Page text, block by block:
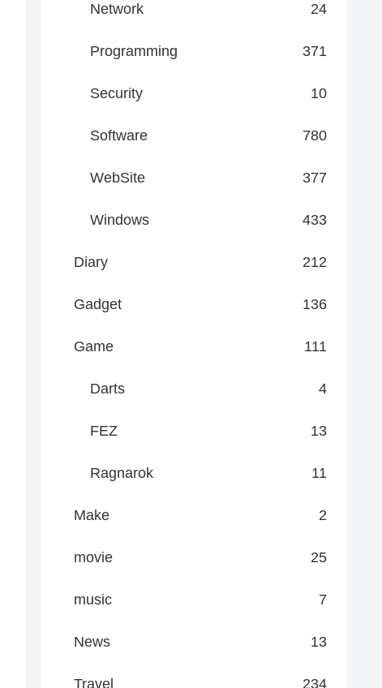
Network 24
Programming 371
Security 10
Software 780
WebSite 377
Windows 433
Diary 212
Gadget 136
Game 111
Darts 4
FEZ 13
Ragnarok 11
Make 2
movie 25
music 7
News 13
Travel 234